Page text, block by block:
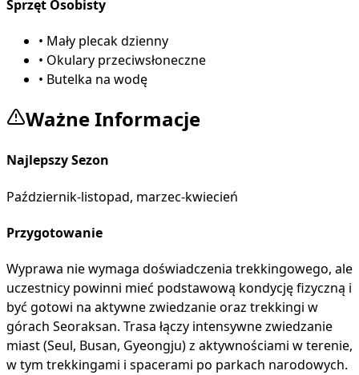
Sprzęt Osobisty
• Mały plecak dzienny
• Okulary przeciwsłoneczne
• Butelka na wodę
Ważne Informacje
Najlepszy Sezon
Październik-listopad, marzec-kwiecień
Przygotowanie
Wyprawa nie wymaga doświadczenia trekkingowego, ale
uczestnicy powinni mieć podstawową kondycję fizyczną i
być gotowi na aktywne zwiedzanie oraz trekkingi w
górach Seoraksan. Trasa łączy intensywne zwiedzanie
miast (Seul, Busan, Gyeongju) z aktywnościami w terenie,
w tym trekkingami i spacerami po parkach narodowych.